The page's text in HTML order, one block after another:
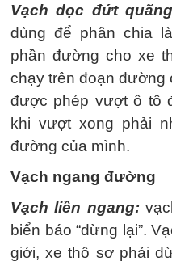
Vạch dọc đứt quãng
dùng để phân chia
phần đường cho xe
chạy trên đoạn đường
được phép vượt ô tô
khi vượt xong phải
đường của mình.
Vạch ngang đường
Vạch liền ngang:
biển báo “dừng lại”.
giới, xe thô sơ phải